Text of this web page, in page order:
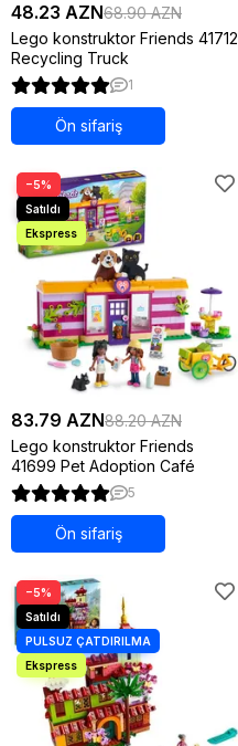
48.23 AZN68.90 AZN
Lego konstruktor Friends 41712
Recycling Truck
1
Ön sifariş
−5%
83.79 AZN88.20 AZN
Lego konstruktor Friends
41699 Pet Adoption Café
5
Ön sifariş
−5%